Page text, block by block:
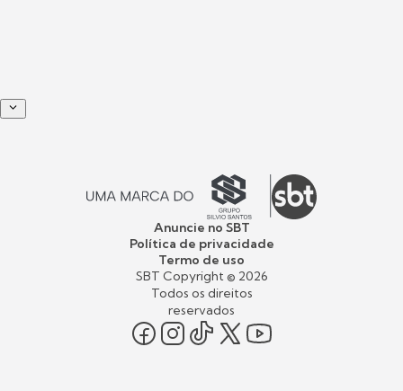
Anuncie no SBT
Política de privacidade
Termo de uso
SBT Copyright © 2026
Todos os direitos
reservados